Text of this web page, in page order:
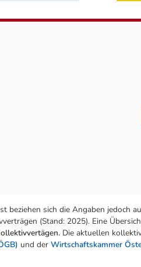
sich die Angaben jedoch
(Stand: 2025). Eine
Die aktuellen
und der Wirtschaftskammer